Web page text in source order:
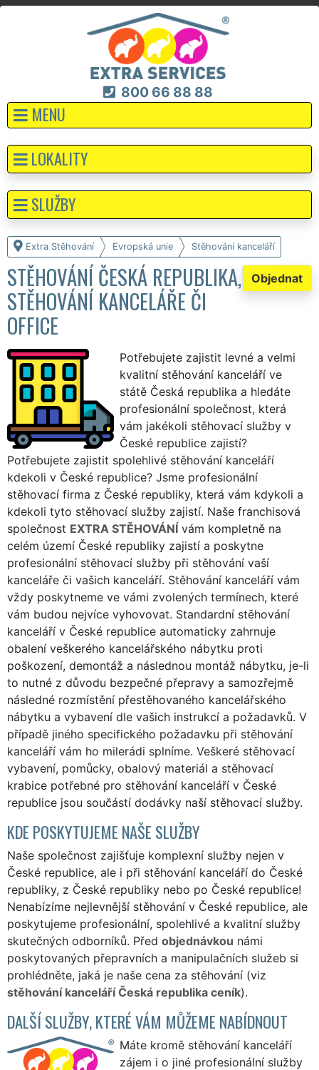
800 66 88 88
MENU
Extra Stěhování Evropská unie Stěhování kanceláří
Objednat
STĚHOVÁNÍ ČESKÁ REPUBLIKA,
STĚHOVÁNÍ KANCELÁŘE ČI
OFFICE
Potřebujete zajistit levné a velmi
kvalitní stěhování kanceláří ve
státě Česká republika a hledáte
profesionální společnost, která
vám jakékoli stěhovací služby v
České republice zajistí?
Potřebujete zajistit spolehlivé stěhování kanceláří
kdekoli v České republice? Jsme profesionální
stěhovací firma z České republiky, která vám kdykoli a
kdekoli tyto stěhovací služby zajistí. Naše franchisová
společnost EXTRA STĚHOVÁNÍ vám kompletně na
celém území České republiky zajistí a poskytne
profesionální stěhovací služby při stěhování vaší
kanceláře či vašich kanceláří. Stěhování kanceláří vám
vždy poskytneme ve vámi zvolených termínech, které
vám budou nejvíce vyhovovat. Standardní stěhování
kanceláří v České republice automaticky zahrnuje
obalení veškerého kancelářského nábytku proti
poškození, demontáž a následnou montáž nábytku, je-li
to nutné z důvodu bezpečné přepravy a samozřejmě
následné rozmístění přestěhovaného kancelářského
nábytku a vybavení dle vašich instrukcí a požadavků. V
případě jiného specifického požadavku při stěhování
kanceláří vám ho milerádi splníme. Veškeré stěhovací
vybavení, pomůcky, obalový materiál a stěhovací
krabice potřebné pro stěhování kanceláří v České
republice jsou součástí dodávky naší stěhovací služby.
KDE POSKYTUJEME NAŠE SLUŽBY
Naše společnost zajišťuje komplexní služby nejen v
České republice, ale i při stěhování kanceláří do České
republiky, z České republiky nebo po České republice!
Nenabízíme nejlevnější stěhování v České republice, ale
poskytujeme profesionální, spolehlivé a kvalitní služby
skutečných odborníků. Před objednávkou námi
poskytovaných přepravních a manipulačních služeb si
prohlédněte, jaká je naše cena za stěhování (viz
stěhování kanceláří Česká republika ceník).
DALŠÍ SLUŽBY, KTERÉ VÁM MŮŽEME NABÍDNOUT
Máte kromě stěhování kanceláří
zájem i o jiné profesionální služby
LOKALITY
SLUŽBY